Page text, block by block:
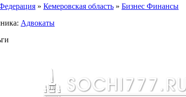
» Кемеровская область » Бизнес Финансы
Адвокаты